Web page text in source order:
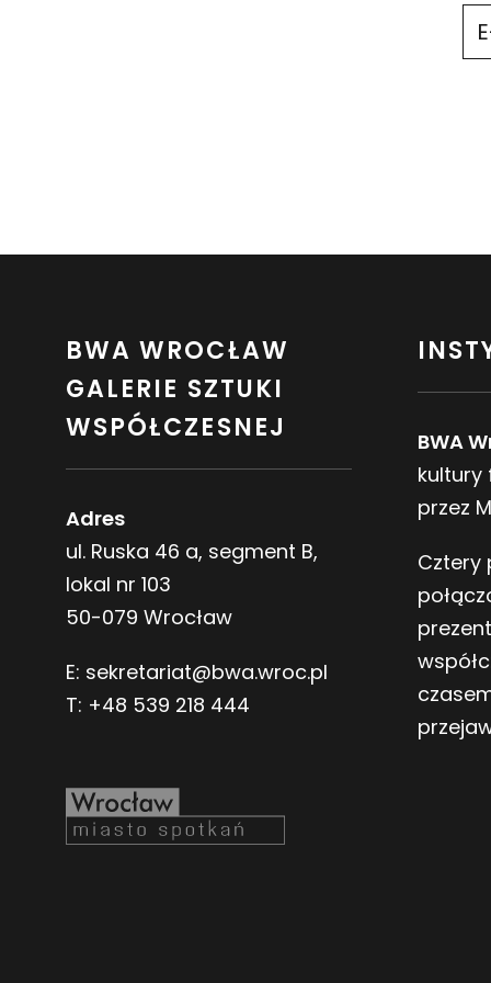
BWA WROCŁAW
GALERIE SZTUKI
WSPÓŁCZESNEJ
Adres
ul. Ruska 46 a, segment B,
lokal nr 103
50-079 Wrocław
E: sekretariat@bwa.wroc.pl
T: +48 539 218 444
BWA
kultury
przez
Cztery